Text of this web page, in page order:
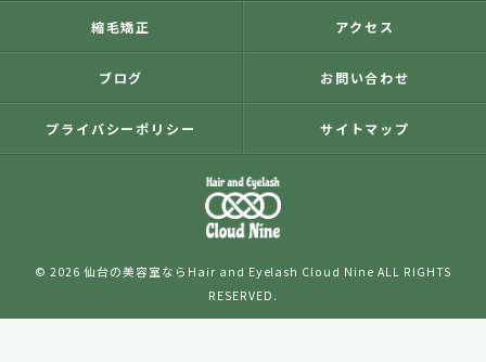
縮毛矯正 アクセス
ブログ お問い合わせ
プライバシーポリシー サイトマップ
© 2026 仙台の美容室ならHair and Eyelash Cloud Nine ALL RIGHTS
RESERVED.